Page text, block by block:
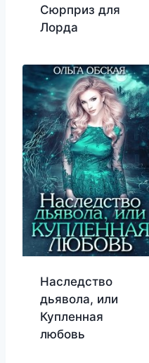
Сюрприз для
Лорда
Наследство
дьявола, или
Купленная
любовь